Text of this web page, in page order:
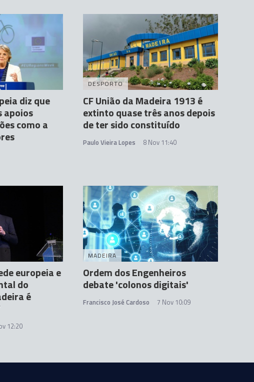
diz que
apoios
como a
DESPORTO
CF União da Madeira 1913 é
extinto quase três anos depois
de ter sido constituído
Paulo Vieira Lopes 8 Nov 11:40
europeia e
do
é
12:20
MADEIRA
Ordem dos Engenheiros
debate 'colonos digitais'
Francisco José Cardoso 7 Nov 10:09